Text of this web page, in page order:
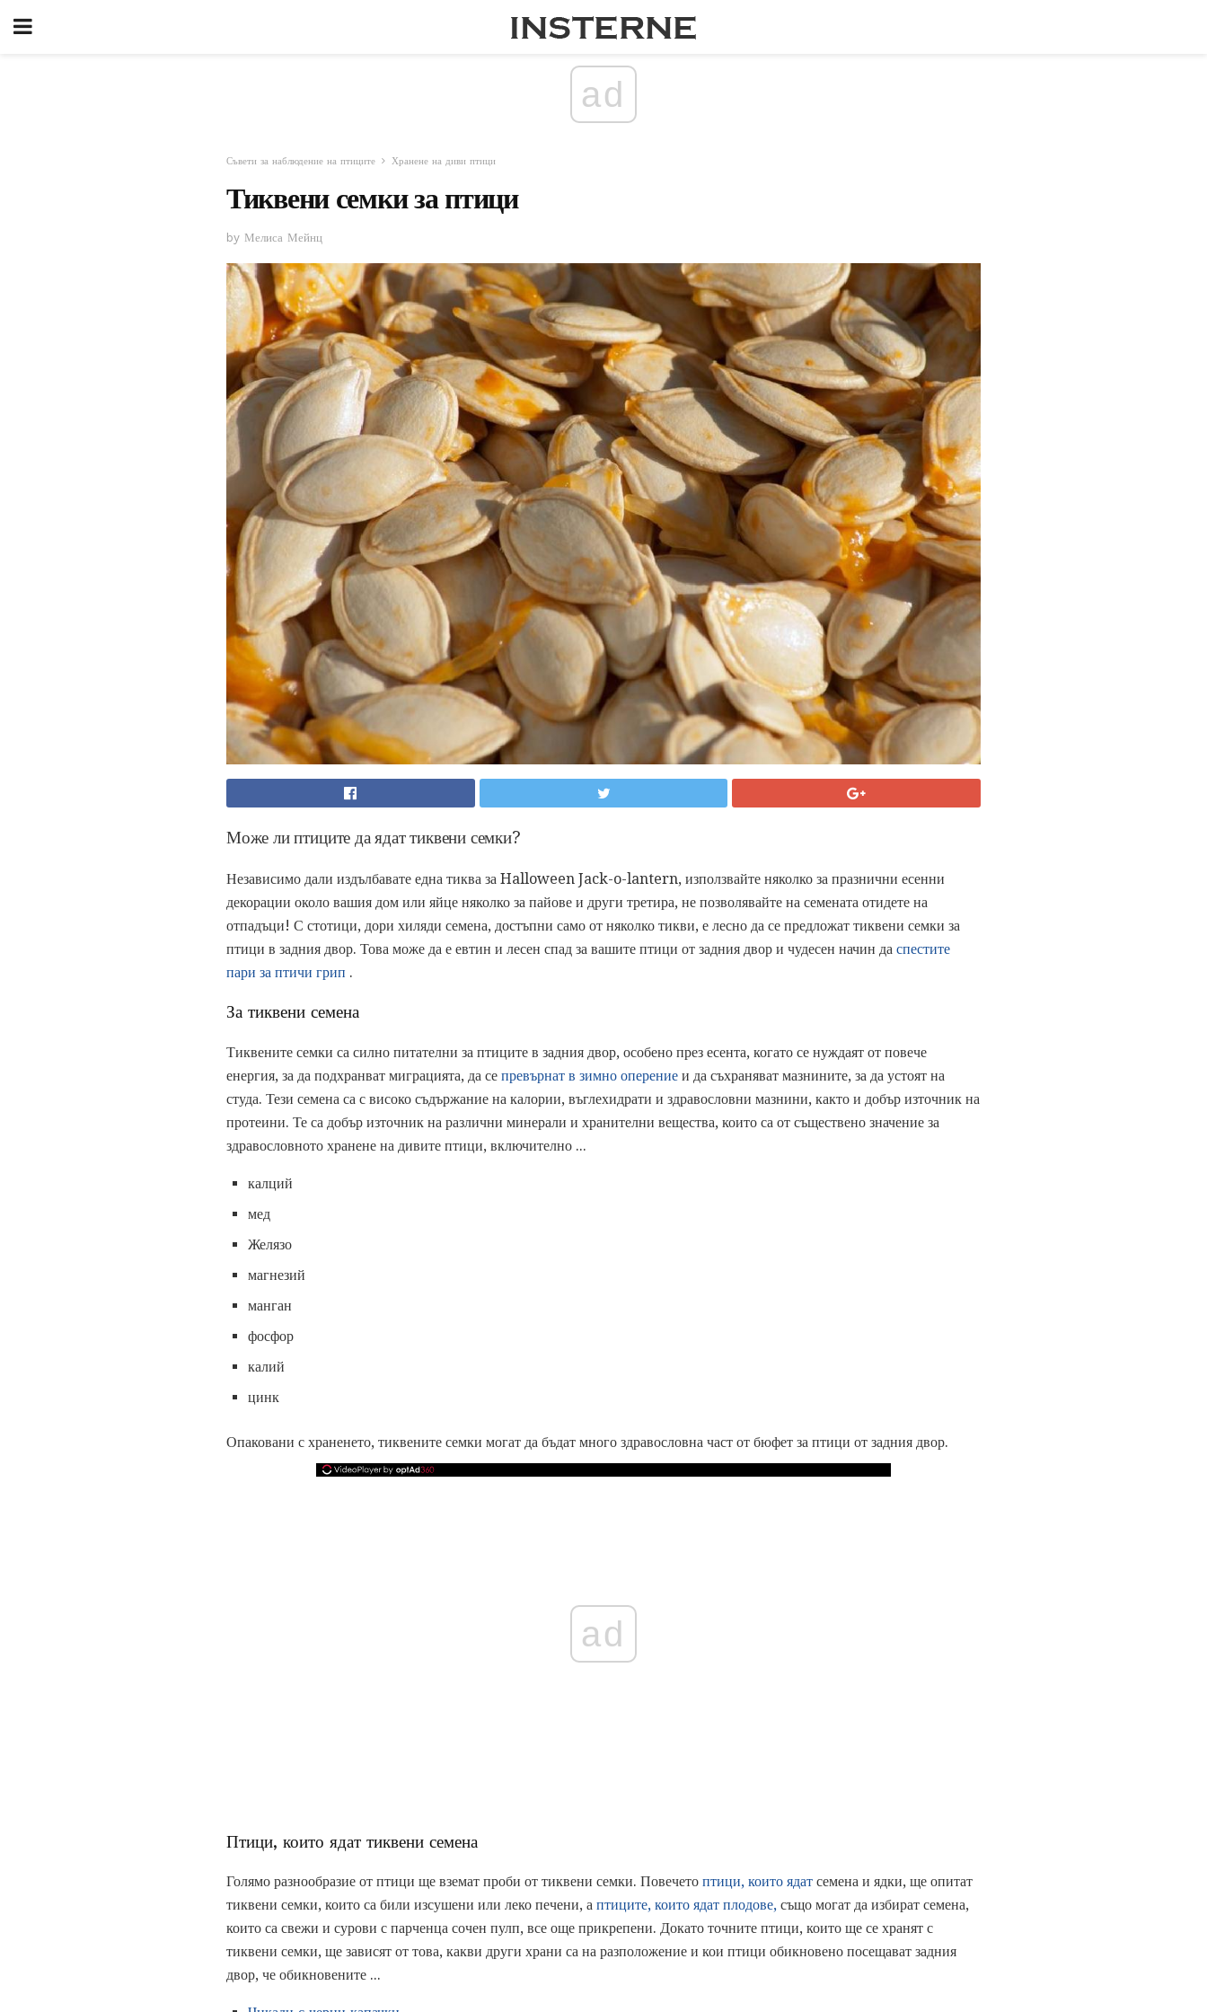
ad
Съвети за наблюдение на птиците Хранене на диви птици
Тиквени семки за птици
by Мелиса Мейнц
Може ли птиците да ядат тиквени семки?
Независимо дали издълбавате една тиква за Halloween Jack-o-lantern, използвайте няколко за празнични есенни
декорации около вашия дом или яйце няколко за пайове и други третира, не позволявайте на семената отидете на
отпадъци! С стотици, дори хиляди семена, достъпни само от няколко тикви, е лесно да се предложат тиквени семки за
птици в задния двор. Това може да е евтин и лесен спад за вашите птици от задния двор и чудесен начин да спестите
пари за птичи грип .
За тиквени семена
Тиквените семки са силно питателни за птиците в задния двор, особено през есента, когато се нуждаят от повече
енергия, за да подхранват миграцията, да се превърнат в зимно оперение и да съхраняват мазнините, за да устоят на
студа. Тези семена са с високо съдържание на калории, въглехидрати и здравословни мазнини, както и добър източник на
протеини. Те са добър източник на различни минерали и хранителни вещества, които са от съществено значение за
здравословното хранене на дивите птици, включително ...
калций
мед
Желязо
магнезий
манган
фосфор
калий
цинк
Опаковани с храненето, тиквените семки могат да бъдат много здравословна част от бюфет за птици от задния двор.
ad
Птици, които ядат тиквени семена
Голямо разнообразие от птици ще вземат проби от тиквени семки. Повечето птици, които ядат семена и ядки, ще опитат
тиквени семки, които са били изсушени или леко печени, а птиците, които ядат плодове, също могат да избират семена,
които са свежи и сурови с парченца сочен пулп, все още прикрепени. Докато точните птици, които ще се хранят с
тиквени семки, ще зависят от това, какви други храни са на разположение и кои птици обикновено посещават задния
двор, че обикновените ...